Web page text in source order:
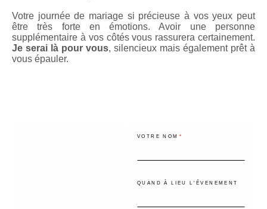
Votre journée de mariage si précieuse à vos yeux peut
être très forte en émotions. Avoir une personne
supplémentaire à vos côtés vous rassurera certainement.
Je serai là pour vous, silencieux mais également prêt à
vous épauler.
VOTRE NOM
QUAND À LIEU L'ÉVENEMENT